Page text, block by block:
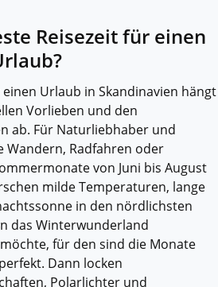
Reisezeit für einen
Urlaub in Skandinavien hängt
Vorlieben und den
ab. Für Naturliebhaber und
Wandern, Radfahren oder
von Juni bis August
milde Temperaturen, lange
in den nördlichsten
das Winterwunderland
für den sind die Monate
Dann locken
Polarlichter und